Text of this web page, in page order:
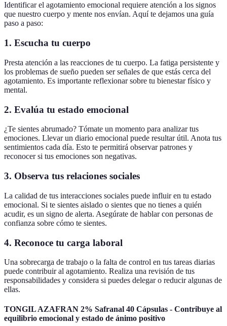
Identificar el agotamiento emocional requiere atención a los signos
que nuestro cuerpo y mente nos envían. Aquí te dejamos una guía
paso a paso:
1. Escucha tu cuerpo
Presta atención a las reacciones de tu cuerpo. La fatiga persistente y
los problemas de sueño pueden ser señales de que estás cerca del
agotamiento. Es importante reflexionar sobre tu bienestar físico y
mental.
2. Evalúa tu estado emocional
¿Te sientes abrumado? Tómate un momento para analizar tus
emociones. Llevar un diario emocional puede resultar útil. Anota tus
sentimientos cada día. Esto te permitirá observar patrones y
reconocer si tus emociones son negativas.
3. Observa tus relaciones sociales
La calidad de tus interacciones sociales puede influir en tu estado
emocional. Si te sientes aislado o sientes que no tienes a quién
acudir, es un signo de alerta. Asegúrate de hablar con personas de
confianza sobre cómo te sientes.
4. Reconoce tu carga laboral
Una sobrecarga de trabajo o la falta de control en tus tareas diarias
puede contribuir al agotamiento. Realiza una revisión de tus
responsabilidades y considera si puedes delegar o reducir algunas de
ellas.
TONGIL AZAFRAN 2% Safranal 40 Cápsulas - Contribuye al
equilibrio emocional y estado de ánimo positivo